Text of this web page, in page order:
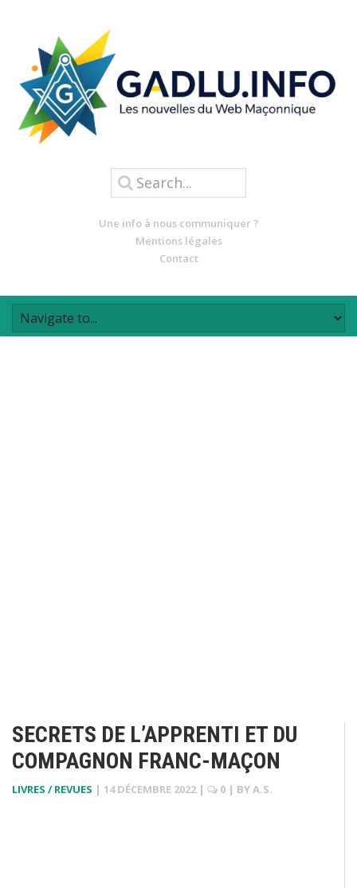
Une info à nous communiquer ?
Mentions légales
Contact
SECRETS DE L’APPRENTI ET DU
COMPAGNON FRANC-MAÇON
LIVRES / REVUES | 14 DÉCEMBRE 2022 | 0 | BYA.S.